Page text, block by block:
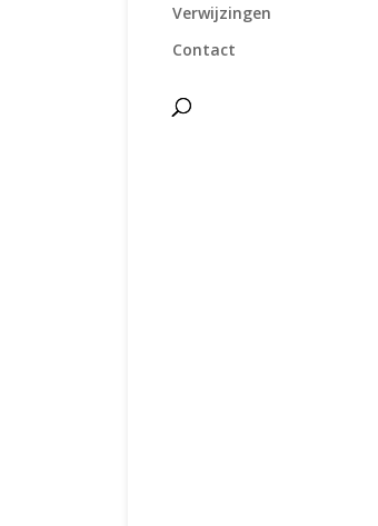
Verwijzingen
Contact